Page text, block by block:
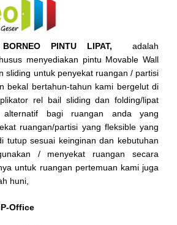
BORNEO PINTU LIPAT, adalah
menyediakan pintu Movable Wall
sliding untuk penyekat ruangan / partisi
bekal bertahun-tahun kami bergelut di
rel bail sliding dan folding/lipat
alternatif bagi ruangan anda yang
ruangan/partisi yang fleksible yang
tutup sesuai keinginan dan kebutuhan
/ menyekat ruangan secara
untuk ruangan pertemuan kami juga
huni,
Office